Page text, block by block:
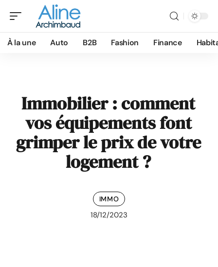
À la une Auto B2B Fashion Finance
Immobilier : comment
vos équipements font
grimper le prix de votre
logement ?
IMMO
18/12/2023